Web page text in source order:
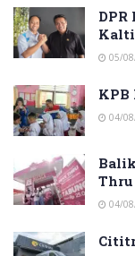
05/
KPB
04/
Thru
04/